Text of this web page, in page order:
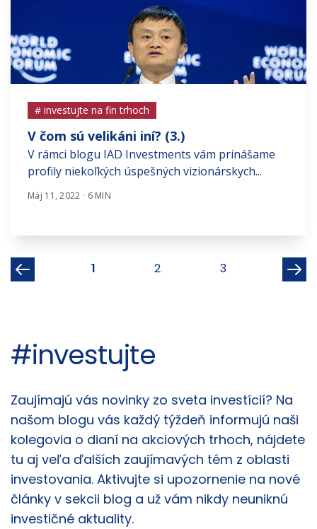
# investujte na fin trhoch
V čom sú velikáni iní? (3.)
V rámci blogu IAD Investments vám prinášame
profily niekoľkých úspešných vizionárskych...
Máj 11, 2022 · 6 MIN
1 2 3
#investujte
Články
Zaujímajú vás novinky zo sveta investícií? Na
našom blogu vás každý týždeň informujú naši
kolegovia o dianí na akciových trhoch, nájdete
tu aj veľa ďalších zaujímavých tém z oblasti
investovania. Aktivujte si upozornenie na nové
články v sekcii blog a už vám nikdy neuniknú
investičné aktuality.